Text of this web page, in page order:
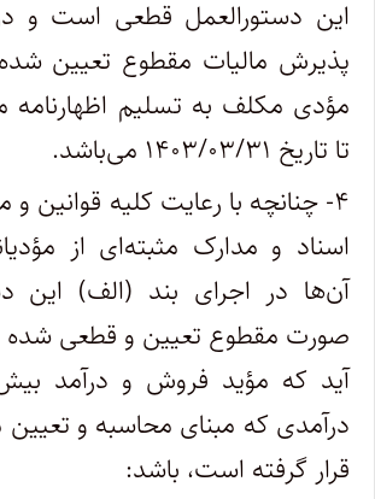
این دستورالعمل قطعی است و
پذیرش مالیات مقطوع تعیین
مؤدی مکلف به تسلیم اظهارنامه
تا تاریخ ۱۴۰۳/۰۳/۳۱ می‌باشد.
۴- چنانچه با رعایت کلیه قوانین
اسناد و مدارک مثبته‌ای از
آن‌ها در اجرای بند (الف) این
صورت مقطوع تعیین و قطعی
آید که مؤید فروش و درآمد
درآمدی که مبنای محاسبه و
قرار گرفته است، باشد: